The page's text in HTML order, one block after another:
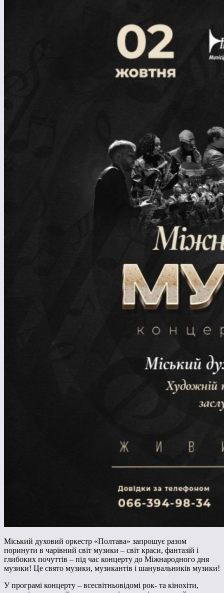
Міський духовий оркестр «Полтава» запрошує разом
поринути в чарівний світ музики – світ краси, фантазій і
глибоких почуттів – під час концерту до Міжнародного дня
музики! Це свято музики, музикантів і шанувальників музики!
У програмі концерту – всесвітньовідомі рок- та кінохіти,